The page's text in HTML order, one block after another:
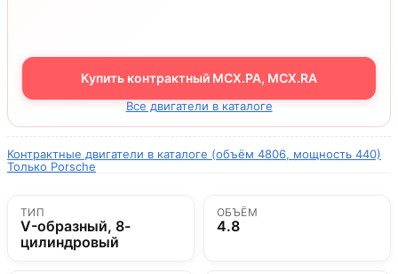
Купить контрактный MCX.PA, MCX.RA
Все двигатели в каталоге
Контрактные двигатели в каталоге (объём 4806, мощность 440)
Только Porsche
ТИП
V-образный, 8-
цилиндровый
ОБЪЁМ
4.8